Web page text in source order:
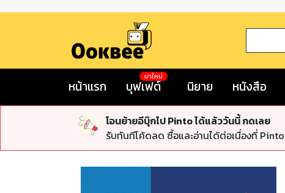
หน้าแรก บุฟเฟต์
มาใหม่
นิยาย หนังสือ
โอนย้ายอีบุ๊กไป Pinto ได้แล้ววันนี้ กดเลย
รับทันทีโค้ดลด ซื้อและอ่านได้ต่อเนื่องที่ Pinto